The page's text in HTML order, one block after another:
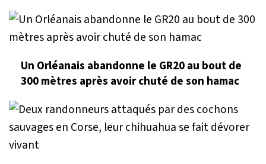
Un Orléanais abandonne le GR20 au bout de
300 mètres après avoir chuté de son hamac